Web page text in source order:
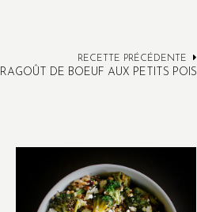
RECETTE PRÉCÉDENTE
RAGOÛT DE BOEUF AUX PETITS POIS